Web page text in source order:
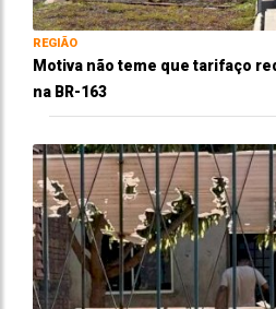
REGIÃO
Motiva não teme que tarifaço
na BR-163